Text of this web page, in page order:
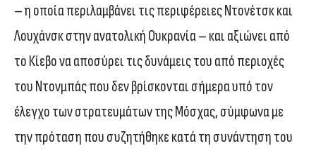
– η οποία περιλαμβάνει τις περιφέρειες Ντονέτσκ και
Λουχάνσκ στην ανατολική Ουκρανία – και αξιώνει από
το Κίεβο να αποσύρει τις δυνάμεις του από περιοχές
του Ντονμπάς που δεν βρίσκονται σήμερα υπό τον
έλεγχο των στρατευμάτων της Μόσχας, σύμφωνα με
την πρόταση που συζητήθηκε κατά τη συνάντηση του